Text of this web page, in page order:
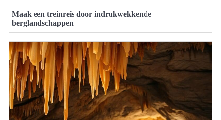
Maak een treinreis door indrukwekkende
berglandschappen